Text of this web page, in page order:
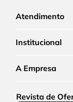
Atendimento
Institucional
A Empresa
Revista de